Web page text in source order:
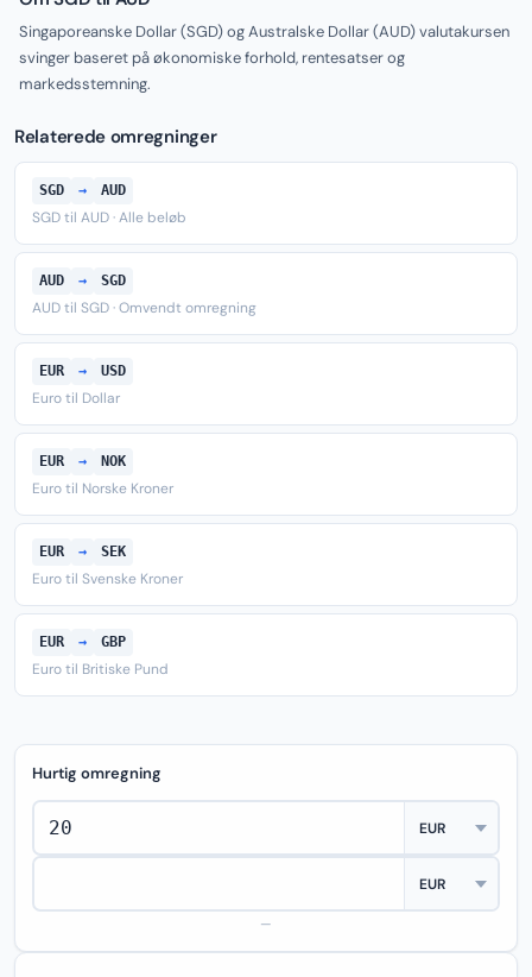
Singaporeanske Dollar (SGD) og Australske Dollar (AUD) valutakursen
svinger baseret på økonomiske forhold, rentesatser og
markedsstemning.
Relaterede omregninger
SGD → AUD
SGD til AUD · Alle beløb
AUD → SGD
AUD til SGD · Omvendt omregning
EUR → USD
Euro til Dollar
EUR → NOK
Euro til Norske Kroner
EUR → SEK
Euro til Svenske Kroner
EUR → GBP
Euro til Britiske Pund
Hurtig omregning
—